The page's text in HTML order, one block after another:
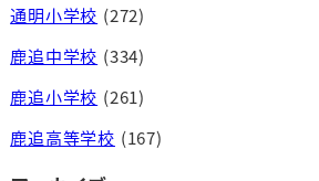
通明小学校 (272)
鹿追中学校 (334)
鹿追小学校 (261)
鹿追高等学校 (167)